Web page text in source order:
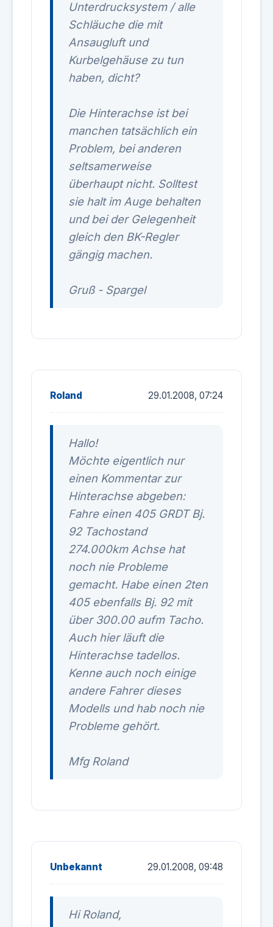
Unterdrucksystem / alle
Schläuche die mit
Ansaugluft und
Kurbelgehäuse zu tun
haben, dicht?
Die Hinterachse ist bei
manchen tatsächlich ein
Problem, bei anderen
seltsamerweise
überhaupt nicht. Solltest
sie halt im Auge behalten
und bei der Gelegenheit
gleich den BK-Regler
gängig machen.
Gruß - Spargel
Roland 29.01.2008, 07:24
Hallo!
Möchte eigentlich nur
einen Kommentar zur
Hinterachse abgeben:
Fahre einen 405 GRDT Bj.
92 Tachostand
274.000km Achse hat
noch nie Probleme
gemacht. Habe einen 2ten
405 ebenfalls Bj. 92 mit
über 300.00 aufm Tacho.
Auch hier läuft die
Hinterachse tadellos.
Kenne auch noch einige
andere Fahrer dieses
Modells und hab noch nie
Probleme gehört.
Mfg Roland
Unbekannt 29.01.2008, 09:48
Hi Roland,